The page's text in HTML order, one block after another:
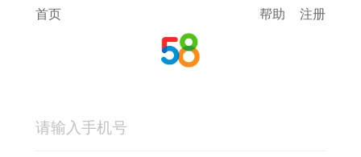
首页 帮助 注册